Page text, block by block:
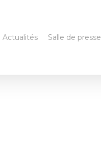
Actualités Salle de presse